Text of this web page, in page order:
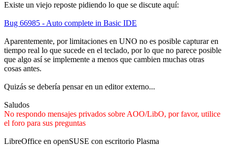
Existe un viejo reposte pidiendo lo que se discute aquí:
Bug 66985 - Auto complete in Basic IDE
Aparentemente, por limitaciones en UNO no es posible capturar en
tiempo real lo que sucede en el teclado, por lo que no parece posible
que algo así se implemente a menos que cambien muchas otras
cosas antes.
Quizás se debería pensar en un editor externo...
Saludos
No respondo mensajes privados sobre AOO/LibO, por favor, utilice
el foro para sus preguntas
LibreOffice en openSUSE con escritorio Plasma